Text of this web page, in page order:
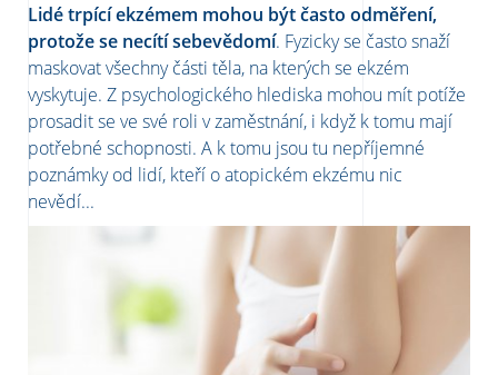
Lidé trpící ekzémem mohou být často odměření,
protože se necítí sebevědomí. Fyzicky se často snaží
maskovat všechny části těla, na kterých se ekzém
vyskytuje. Z psychologického hlediska mohou mít potíže
prosadit se ve své roli v zaměstnání, i když k tomu mají
potřebné schopnosti. A k tomu jsou tu nepříjemné
poznámky od lidí, kteří o atopickém ekzému nic
nevědí...